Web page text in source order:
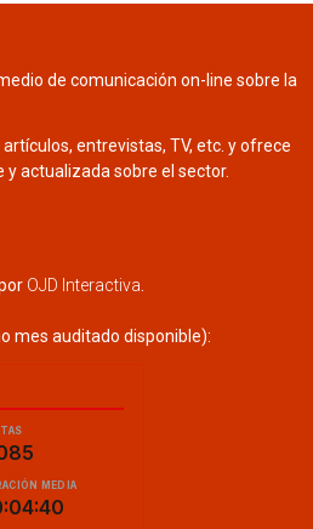
de comunicación on-line sobre la
entrevistas, TV, etc. y ofrece
actualizada sobre el sector.
OJD Interactiva
mes auditado disponible):